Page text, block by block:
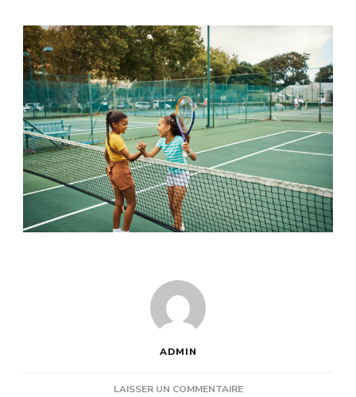
ADMIN
LAISSER UN COMMENTAIRESUR